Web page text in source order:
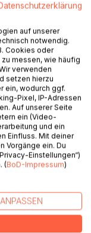
Crasemann
innere
auf unserer
notwendig.
Cookies oder
messen, wie häufig
verwenden
setzen hierzu
ein, wodurch ggf.
Pixel, IP-Adressen
Auf unserer Seite
ein (Video-
und ein
Einfluss. Mit deiner
Vorgänge ein. Du
Einstellungen“)
(BoD-Impressum)
ANPASSEN